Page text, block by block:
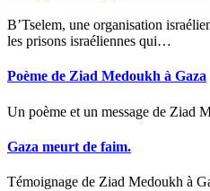
B’Tselem, une organisation israélienne des droits de l’Homme, a publié deux rapports sur letraitement des détenus palestiniens dans
les prisons israéliennes qui…
Poème de Ziad Medoukh à Gaza
Un poème et un message de
Gaza meurt de faim.
Témoignage de Ziad Medoukh à